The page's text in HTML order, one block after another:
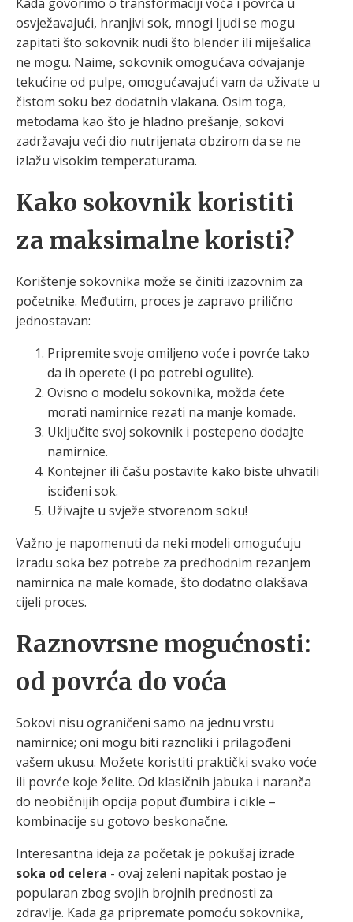
osvježavajući, hranjivi sok, mnogi ljudi se mogu
zapitati što sokovnik nudi što blender ili miješalica
ne mogu. Naime, sokovnik omogućava odvajanje
tekućine od pulpe, omogućavajući vam da uživate u
čistom soku bez dodatnih vlakana. Osim toga,
metodama kao što je hladno prešanje, sokovi
zadržavaju veći dio nutrijenata obzirom da se ne
izlažu visokim temperaturama.
Kako sokovnik koristiti
za maksimalne koristi?
Korištenje sokovnika može se činiti izazovnim za
početnike. Međutim, proces je zapravo prilično
jednostavan:
Pripremite svoje omiljeno voće i povrće tako
da ih operete (i po potrebi ogulite).
Ovisno o modelu sokovnika, možda ćete
morati namirnice rezati na manje komade.
Uključite svoj sokovnik i postepeno dodajte
namirnice.
Kontejner ili čašu postavite kako biste uhvatili
isciđeni sok.
Uživajte u svježe stvorenom soku!
Važno je napomenuti da neki modeli omogućuju
izradu soka bez potrebe za predhodnim rezanjem
namirnica na male komade, što dodatno olakšava
cijeli proces.
Raznovrsne mogućnosti:
od povrća do voća
Sokovi nisu ograničeni samo na jednu vrstu
namirnice; oni mogu biti raznoliki i prilagođeni
vašem ukusu. Možete koristiti praktički svako voće
ili povrće koje želite. Od klasičnih jabuka i naranča
do neobičnijih opcija poput đumbira i cikle –
kombinacije su gotovo beskonačne.
Interesantna ideja za početak je pokušaj izrade
soka od celera - ovaj zeleni napitak postao je
popularan zbog svojih brojnih prednosti za
zdravlje. Kada ga pripremate pomoću sokovnika,